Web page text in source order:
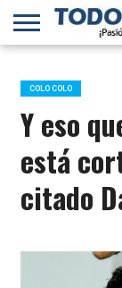
PRIMERA
B
SELECCIÓN
CHILENA
CHILENOS
EN EL
MUNDO
FÚTBOL
INTERNACIONAL
COLO COLO
Y eso
está
citado